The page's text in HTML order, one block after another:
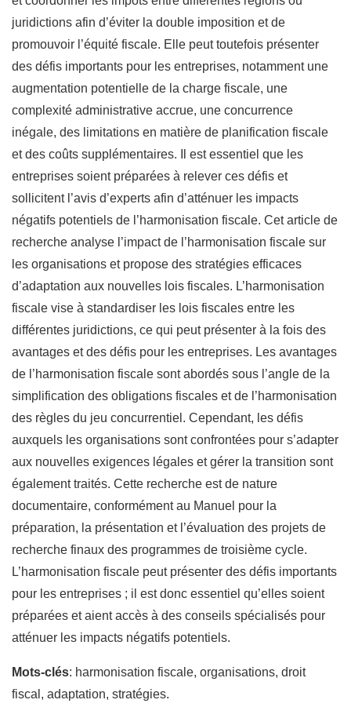
juridictions afin d’éviter la double imposition et de
promouvoir l’équité fiscale. Elle peut toutefois présenter
des défis importants pour les entreprises, notamment une
augmentation potentielle de la charge fiscale, une
complexité administrative accrue, une concurrence
inégale, des limitations en matière de planification fiscale
et des coûts supplémentaires. Il est essentiel que les
entreprises soient préparées à relever ces défis et
sollicitent l’avis d’experts afin d’atténuer les impacts
négatifs potentiels de l’harmonisation fiscale. Cet article de
recherche analyse l’impact de l’harmonisation fiscale sur
les organisations et propose des stratégies efficaces
d’adaptation aux nouvelles lois fiscales. L’harmonisation
fiscale vise à standardiser les lois fiscales entre les
différentes juridictions, ce qui peut présenter à la fois des
avantages et des défis pour les entreprises. Les avantages
de l’harmonisation fiscale sont abordés sous l’angle de la
simplification des obligations fiscales et de l’harmonisation
des règles du jeu concurrentiel. Cependant, les défis
auxquels les organisations sont confrontées pour s’adapter
aux nouvelles exigences légales et gérer la transition sont
également traités. Cette recherche est de nature
documentaire, conformément au Manuel pour la
préparation, la présentation et l’évaluation des projets de
recherche finaux des programmes de troisième cycle.
L’harmonisation fiscale peut présenter des défis importants
pour les entreprises ; il est donc essentiel qu’elles soient
préparées et aient accès à des conseils spécialisés pour
atténuer les impacts négatifs potentiels.
Mots-clés: harmonisation fiscale, organisations, droit
fiscal, adaptation, stratégies.